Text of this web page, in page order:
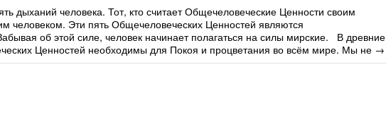
дыханий человека. Тот, кто считает Общечеловеческие Ценности своим
человеком. Эти пять Общечеловеческих Ценностей являются
об этой силе, человек начинает полагаться на силы мирские. В древние
Ценностей необходимы для Покоя и процветания во всём мире. Мы не →